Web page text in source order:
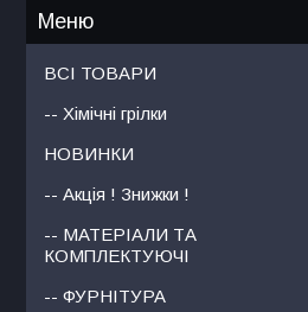
ВСІ ТОВАРИ
-- Хімічні грілки
НОВИНКИ
-- Акція ! Знижки !
-- МАТЕРІАЛИ ТА
КОМПЛЕКТУЮЧІ
-- ФУРНІТУРА